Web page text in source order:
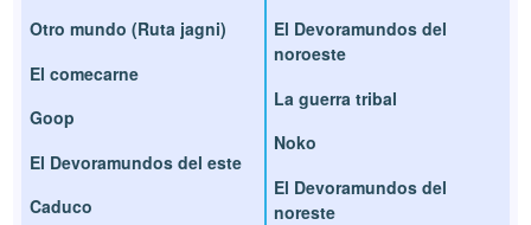
Otro mundo (Ruta jagni)
El comecarne
Goop
El Devoramundos del este
Caduco
El Devoramundos del
noroeste
La guerra tribal
Noko
El Devoramundos del
noreste